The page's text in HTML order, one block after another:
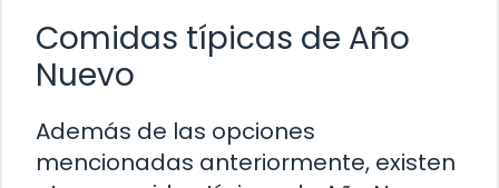
Comidas típicas de Año
Nuevo
Además de las opciones
mencionadas anteriormente, existen